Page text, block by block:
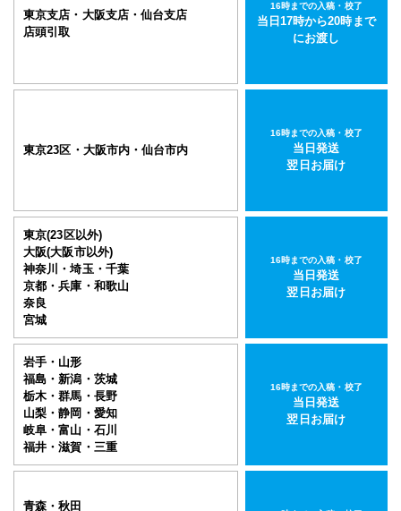
東京支店・大阪支店・仙台支店
店頭引取
16時までの入稿・校了
当日17時から20時まで
にお渡し
東京23区・大阪市内・仙台市内
16時までの入稿・校了
当日発送
翌日お届け
東京(23区以外)
大阪(大阪市以外)
神奈川・埼玉・千葉
京都・兵庫・和歌山
奈良
宮城
16時までの入稿・校了
当日発送
翌日お届け
岩手・山形
福島・新潟・茨城
栃木・群馬・長野
山梨・静岡・愛知
岐阜・富山・石川
福井・滋賀・三重
16時までの入稿・校了
当日発送
翌日お届け
青森・秋田